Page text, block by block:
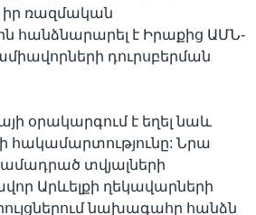
իր ռազմական
հանձնարարել է Իրաքից ԱՄՆ-
դուրսբերման
օրակարգում է եղել նաև
հակամարտությունը: Նրա
տվյալների
Արևելքի ղեկավարների
նախագահը հանձն